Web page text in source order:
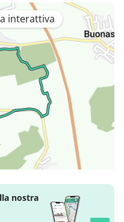
interattiva
nostra